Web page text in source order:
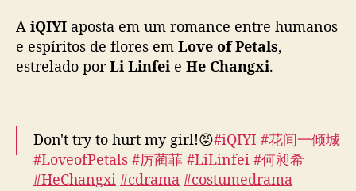
n
g
i
e
m
r
A iQIYI aposta em um romance entre humanos
e espíritos de flores em Love of Petals,
estrelado porLi Linfei e He Changxi.
Don't try to hurt my girl!😡#iQIYI #花间一倾城
#LoveofPetals #厉蔺菲 #LiLinfei #何昶希
#HeChangxi #cdrama #costumedrama